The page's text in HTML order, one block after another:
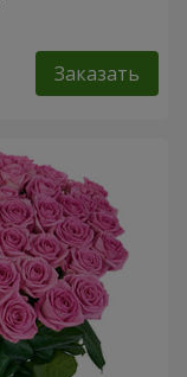
Заказать